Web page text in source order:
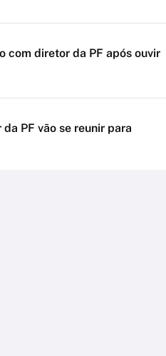
com diretor da PF após ouvir
PF vão se reunir para